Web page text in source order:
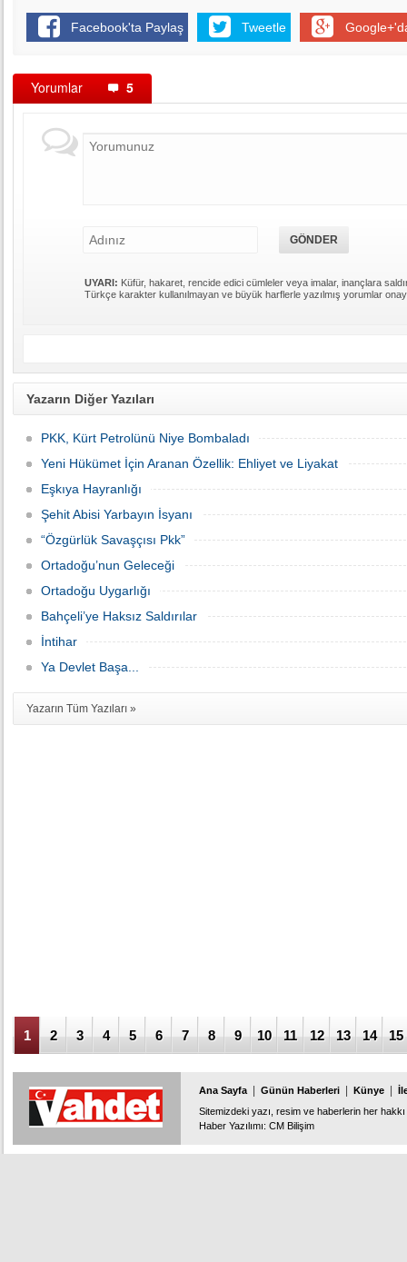
Facebook'ta Paylaş Tweetle
Yorumlar 5
UYARI: Küfür, hakaret, rencide edici cümleler veya imalar, inançlara
Türkçe karakter kullanılmayan ve büyük harflerle yazılmış yorumlar
Yazarın Diğer Yazıları
PKK, Kürt Petrolünü Niye Bombaladı
Yeni Hükümet İçin Aranan Özellik: Ehliyet ve Liyakat
Eşkıya Hayranlığı
Şehit Abisi Yarbayın İsyanı
“Özgürlük Savaşçısı Pkk”
Ortadoğu’nun Geleceği
Ortadoğu Uygarlığı
Bahçeli’ye Haksız Saldırılar
İntihar
Ya Devlet Başa...
Yazarın Tüm Yazıları »
1 2 3 4 5 6 7 8 9 10 11 12 13 14 15
Ana Sayfa Günün Haberleri Künye
Sitemizdeki yazı, resim ve haberlerin her
Haber Yazılımı: CM Bilişim